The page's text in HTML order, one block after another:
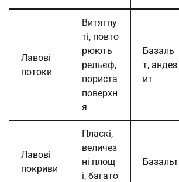
Лавові
потоки
Витягну
ті, повто
рюють
рельєф,
пориста
поверхн
я
Базаль
т, андез
ит
Лавові
покриви
Пласкі,
величез
ні площ
і, багато
Базальт